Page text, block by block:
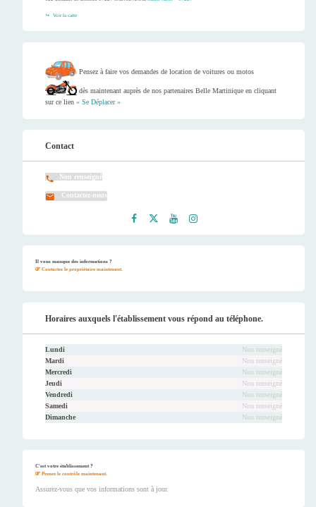
Voir la carte
Pensez à faire vos demandes de location de voitures ou motos
dès maintenant auprès de nos partenaires Belle Martinique en cliquant
sur ce lien « Se Déplacer »
Contact
Non renseigné
Contactez-nous
Il vous manque des informations ?
Contactez le propriétaire maintenant.
Horaires auxquels l'établissement vous répond au téléphone.
Lundi
Non renseigné
Mardi
Non renseigné
Mercredi
Non renseigné
Jeudi
Non renseigné
Vendredi
Non renseigné
Samedi
Non renseigné
Dimanche
Non renseigné
C'est votre établissement ?
Prenez le contrôle maintenant.
Assurez-vous que vos informations sont à jour.